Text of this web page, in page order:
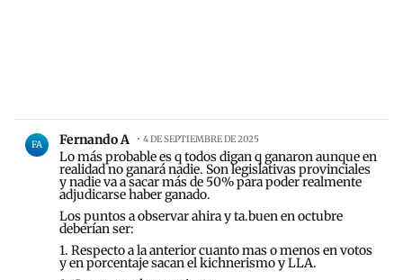
Comentario de Fernando A.
FA Fernando A 4 DE SEPTIEMBRE DE 2025
Lo más probable es q todos digan q ganaron aunque en
realidad no ganará nadie. Son legislativas provinciales
y nadie va a sacar más de 50% para poder realmente
adjudicarse haber ganado.
Los puntos a observar ahira y ta.buen en octubre
deberían ser:
1. Respecto a la anterior cuanto mas o menos en votos
y en porcentaje sacan el kichnerismo y LLA.